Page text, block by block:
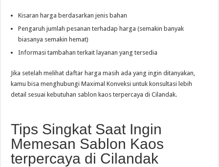
Kisaran harga berdasarkan jenis bahan
Pengaruh jumlah pesanan terhadap harga (semakin banyak
biasanya semakin hemat)
Informasi tambahan terkait layanan yang tersedia
Jika setelah melihat daftar harga masih ada yang ingin ditanyakan,
kamu bisa menghubungi Maximal Konveksi untuk konsultasi lebih
detail sesuai kebutuhan sablon kaos terpercaya di Cilandak.
Tips Singkat Saat Ingin
Memesan Sablon Kaos
terpercaya di Cilandak